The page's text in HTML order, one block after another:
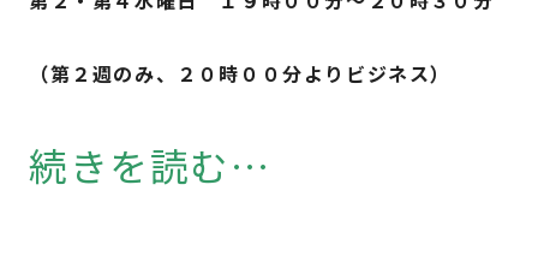
（第２週のみ、２０時００分よりビジネス）
続きを読む…